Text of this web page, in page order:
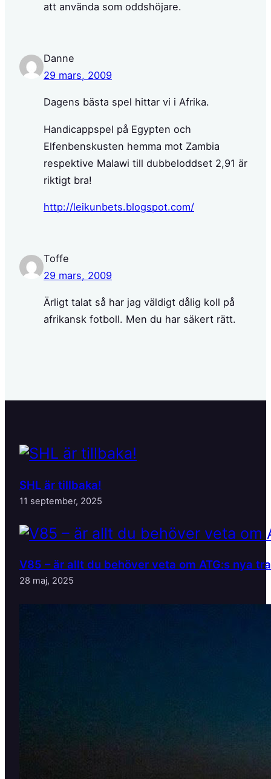
att använda som oddshöjare.
Danne
29 mars, 2009
Dagens bästa spel hittar vi i Afrika.
Handicappspel på Egypten och
Elfenbenskusten hemma mot Zambia
respektive Malawi till dubbeloddset 2,91 är
riktigt bra!
http://leikunbets.blogspot.com/
Toffe
29 mars, 2009
Ärligt talat så har jag väldigt dålig koll på
afrikansk fotboll. Men du har säkert rätt.
SHL är tillbaka!
11 september, 2025
V85 – är allt du behöver veta om ATG:s nya
28 maj, 2025